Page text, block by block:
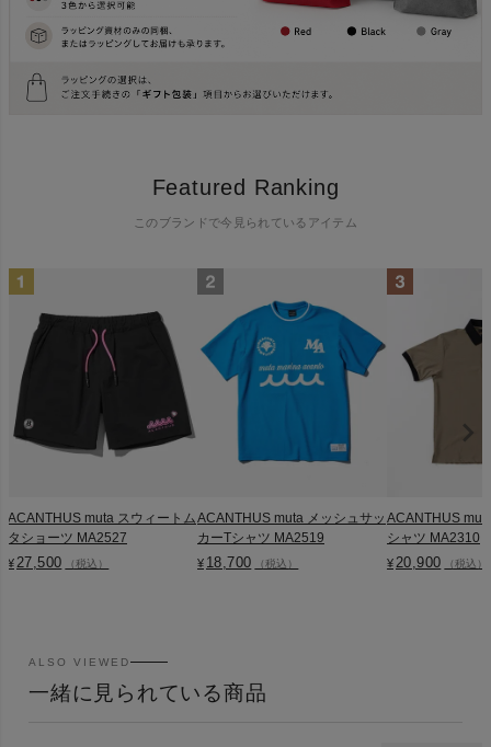
Featured Ranking
このブランドで今見られているアイテム
ACANTHUS muta スウィートム
タショーツ MA2527
¥ 27,500 （税込）
ACANTHUS muta メッシュサッ
カーTシャツ MA2519
¥ 18,700 （税込）
ACANTHUS
シャツ MA2310
¥ 20,900 （税込）
ALSO VIEWED
一緒に見られている商品